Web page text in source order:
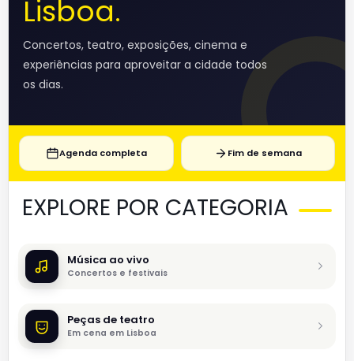
Lisboa.
Concertos, teatro, exposições, cinema e
experiências para aproveitar a cidade todos
os dias.
Agenda completa Fim de semana
EXPLORE POR CATEGORIA
Música ao vivo
Concertos e festivais
Peças de teatro
Em cena em Lisboa